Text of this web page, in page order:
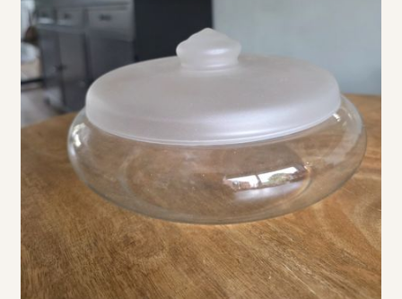
Vintage boeken en strips
Kerst